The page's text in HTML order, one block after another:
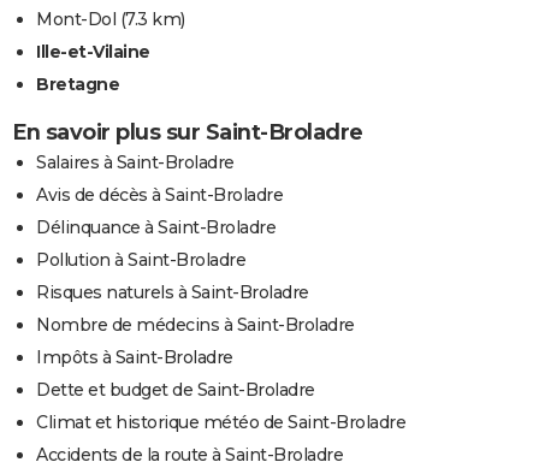
Mont-Dol (7.3 km)
Ille-et-Vilaine
Bretagne
En savoir plus sur Saint-Broladre
Salaires à Saint-Broladre
Avis de décès à Saint-Broladre
Délinquance à Saint-Broladre
Pollution à Saint-Broladre
Risques naturels à Saint-Broladre
Nombre de médecins à Saint-Broladre
Impôts à Saint-Broladre
Dette et budget de Saint-Broladre
Climat et historique météo de Saint-Broladre
Accidents de la route à Saint-Broladre